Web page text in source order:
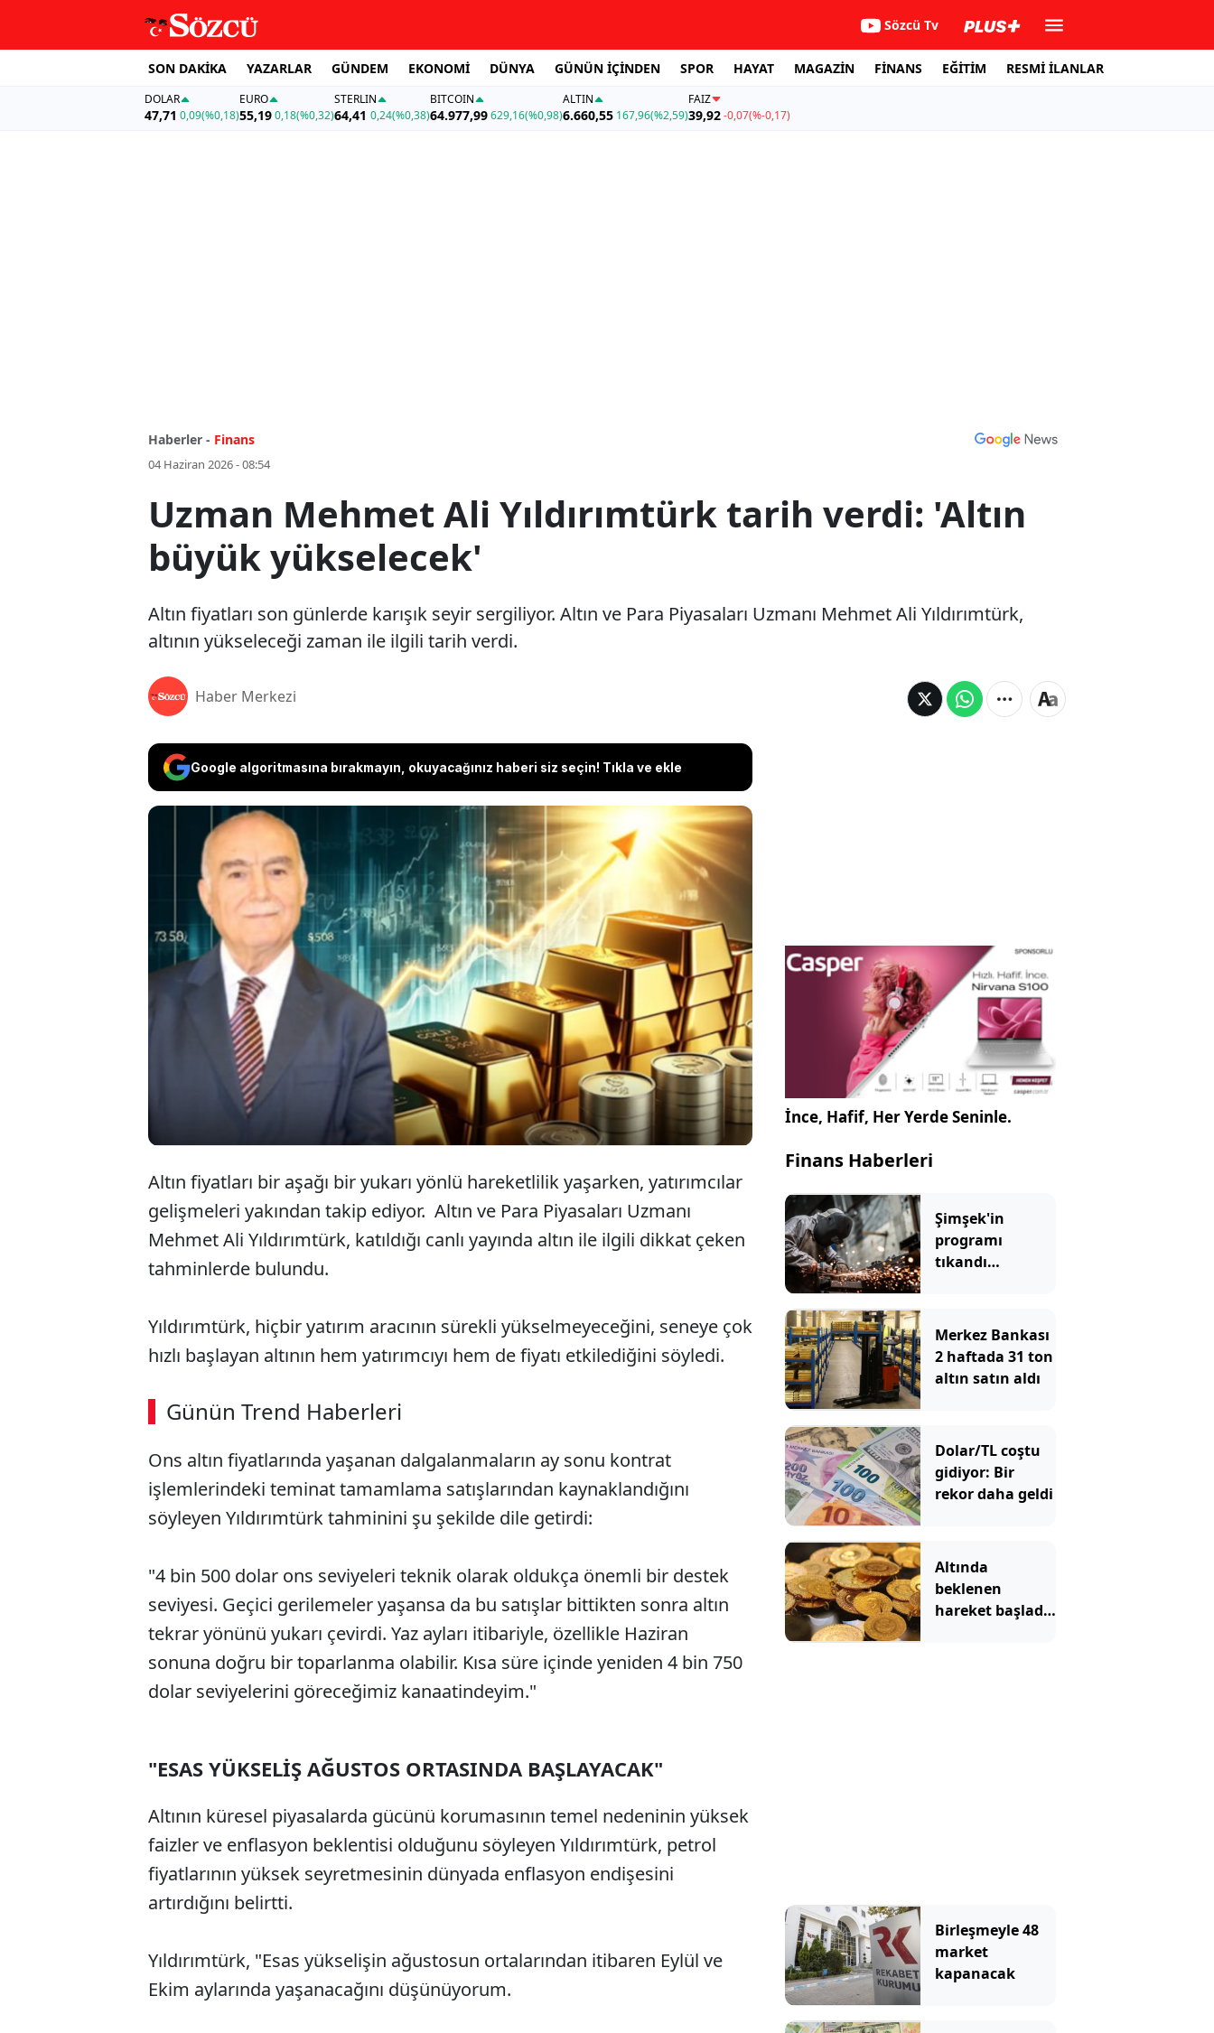
Sözcü Tv
SON DAKİKA YAZARLAR GÜNDEM EKONOMİ DÜNYA GÜNÜN İÇİNDEN SPOR HAYAT MAGAZİN FİNANS EĞİTİM RESMİ İLANLAR
DOLAR
47,71 0,09(%0,18)
EURO
55,19 0,18(%0,32)
STERLIN
64,41 0,24(%0,38)
BITCOIN
64.977,99629,16(%0,98)
ALTIN
6.660,55 167,96(%2,59)
FAİZ
39,92-0,07(%-0,17)
Haberler - Finans
04 Haziran 2026 - 08:54
Uzman Mehmet Ali Yıldırımtürk tarih verdi: 'Altın
büyük yükselecek'
Altın fiyatları son günlerde karışık seyir sergiliyor. Altın ve Para Piyasaları Uzmanı Mehmet Ali Yıldırımtürk,
altının yükseleceği zaman ile ilgili tarih verdi.
Haber Merkezi
Google algoritmasına bırakmayın, okuyacağınız haberi siz seçin! Tıkla ve ekle
Altın fiyatları son günlerde karışık seyir sergiliyor. Altın
ve Para Piyasaları Uzmanı Mehmet Ali Yıldırımtürk,
altının yükseleceği zaman ile ilgili tarih verdi.
Altın fiyatları bir aşağı bir yukarı yönlü hareketlilik yaşarken, yatırımcılar
gelişmeleri yakından takip ediyor. Altın ve Para Piyasaları Uzmanı
Mehmet Ali Yıldırımtürk, katıldığı canlı yayında altın ile ilgili dikkat çeken
tahminlerde bulundu.
Yıldırımtürk, hiçbir yatırım aracının sürekli yükselmeyeceğini, seneye çok
hızlı başlayan altının hem yatırımcıyı hem de fiyatı etkilediğini söyledi.
Günün Trend Haberleri
00:02 / 08:43
Ons altın fiyatlarında yaşanan dalgalanmaların ay sonu kontrat
işlemlerindeki teminat tamamlama satışlarından kaynaklandığını
söyleyen Yıldırımtürk tahminini şu şekilde dile getirdi:
"4 bin 500 dolar ons seviyeleri teknik olarak oldukça önemli bir destek
seviyesi. Geçici gerilemeler yaşansa da bu satışlar bittikten sonra altın
tekrar yönünü yukarı çevirdi. Yaz ayları itibariyle, özellikle Haziran
sonuna doğru bir toparlanma olabilir. Kısa süre içinde yeniden 4 bin 750
dolar seviyelerini göreceğimiz kanaatindeyim."
"ESAS YÜKSELİŞ AĞUSTOS ORTASINDA BAŞLAYACAK"
Altının küresel piyasalarda gücünü korumasının temel nedeninin yüksek
faizler ve enflasyon beklentisi olduğunu söyleyen Yıldırımtürk, petrol
fiyatlarının yüksek seyretmesinin dünyada enflasyon endişesini
artırdığını belirtti.
Yıldırımtürk, "Esas yükselişin ağustosun ortalarından itibaren Eylül ve
Ekim aylarında yaşanacağını düşünüyorum.
İnce, Hafif, Her Yerde Seninle.
Finans Haberleri
Şimşek'in
programı
tıkandı
Merkez Bankası
2 haftada 31 ton
altın satın aldı
Dolar/TL coştu
gidiyor: Bir
rekor daha geldi
Altında
beklenen
hareket başladı!
Birleşmeyle 48
market
kapanacak